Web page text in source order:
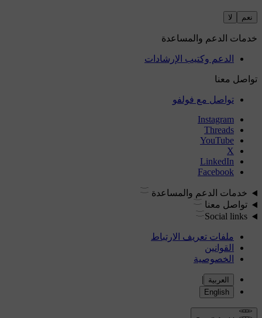
نعم لا